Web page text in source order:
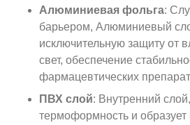
Алюминиевая фольга:
барьером, Алюминиевый
исключительную защиту от
свет, обеспечение
фармацевтических
ПВХ слой: Внутренний
термоформность и образует